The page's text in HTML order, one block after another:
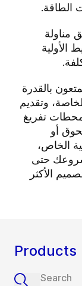
الطاقة.
مناولة
الأولية
بالقدرة
وتقديم
تفريغ
أو
الخاص،
حتى
الأكثر
Products